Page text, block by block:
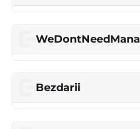
WeDontNeedMana
Bezdarii